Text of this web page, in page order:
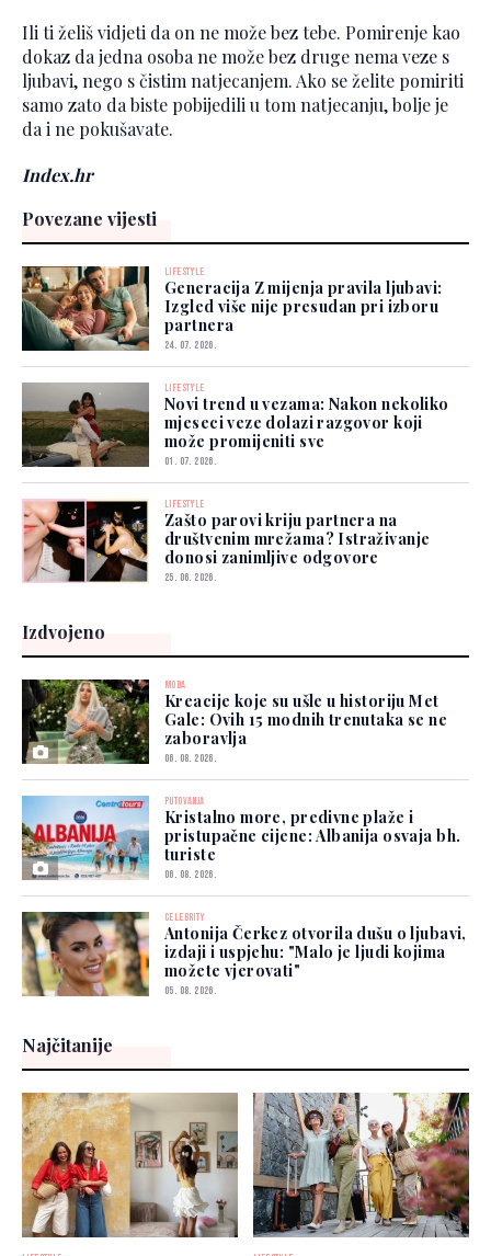
Ili ti želiš vidjeti da on ne može bez tebe. Pomirenje kao
dokaz da jedna osoba ne može bez druge nema veze s
ljubavi, nego s čistim natjecanjem. Ako se želite pomiriti
samo zato da biste pobijedili u tom natjecanju, bolje je
da i ne pokušavate.
Index.hr
Povezane vijesti
LIFESTYLE
Generacija Z mijenja pravila ljubavi:
Izgled više nije presudan pri izboru
partnera
24. 07. 2026.
LIFESTYLE
Novi trend u vezama: Nakon nekoliko
mjeseci veze dolazi razgovor koji
može promijeniti sve
01. 07. 2026.
LIFESTYLE
Zašto parovi kriju partnera na
društvenim mrežama? Istraživanje
donosi zanimljive odgovore
25. 06. 2026.
Izdvojeno
MODA
Kreacije koje su ušle u historiju Met
Gale: Ovih 15 modnih trenutaka se ne
zaboravlja
06. 08. 2026.
PUTOVANJA
Kristalno more, predivne plaže i
pristupačne cijene: Albanija osvaja bh.
turiste
06. 08. 2026.
CELEBRITY
Antonija Čerkez otvorila dušu o ljubavi,
izdaji i uspjehu: "Malo je ljudi kojima
možete vjerovati"
05. 08. 2026.
Najčitanije